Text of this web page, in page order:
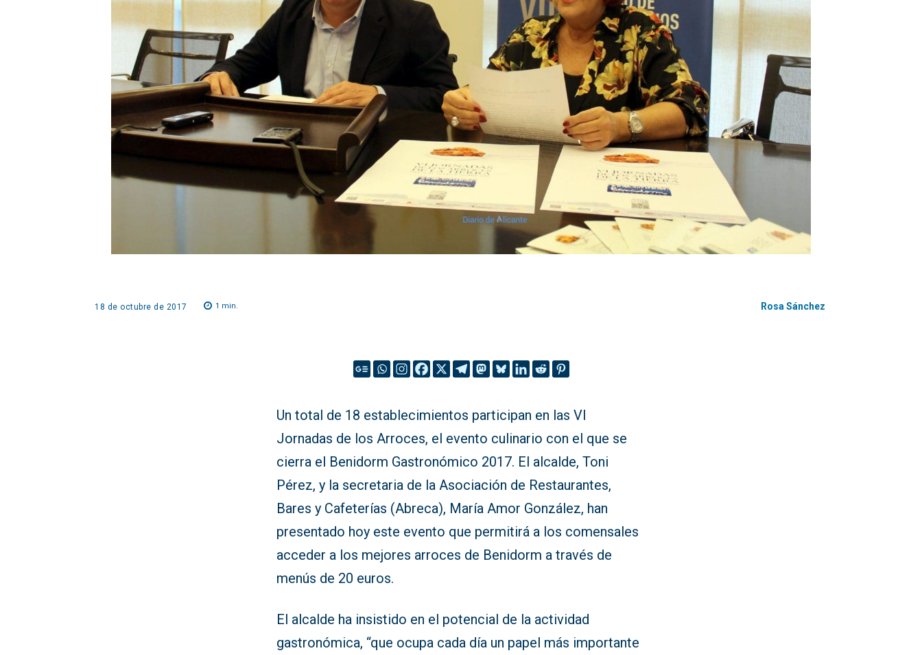
18 de octubre de 2017 1 min. Rosa Sánchez
Un total de 18 establecimientos participan en las VI
Jornadas de los Arroces, el evento culinario con el que se
cierra el Benidorm Gastronómico 2017. El alcalde, Toni
Pérez, y la secretaria de la Asociación de Restaurantes,
Bares y Cafeterías (Abreca), María Amor González, han
presentado hoy este evento que permitirá a los comensales
acceder a los mejores arroces de Benidorm a través de
menús de 20 euros.
El alcalde ha insistido en el potencial de la actividad
gastronómica, “que ocupa cada día un papel más importante